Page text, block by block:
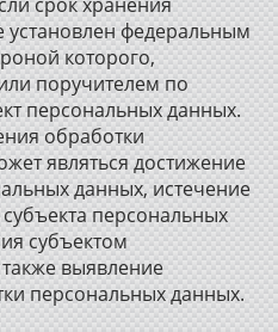
срок хранения
федеральным
которого,
поручителем по
персональных данных.
обработки
являться достижение
данных, истечение
персональных
субъектом
выявление
персональных данных.